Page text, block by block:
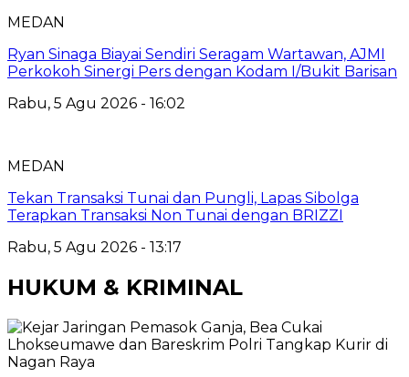
MEDAN
Ryan Sinaga Biayai Sendiri Seragam Wartawan, AJMI
Perkokoh Sinergi Pers dengan Kodam I/Bukit Barisan
Rabu, 5 Agu 2026 - 16:02
MEDAN
Tekan Transaksi Tunai dan Pungli, Lapas Sibolga
Terapkan Transaksi Non Tunai dengan BRIZZI
Rabu, 5 Agu 2026 - 13:17
HUKUM & KRIMINAL